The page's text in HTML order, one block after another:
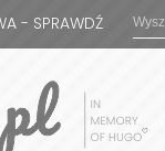
- SPRAWDŹ